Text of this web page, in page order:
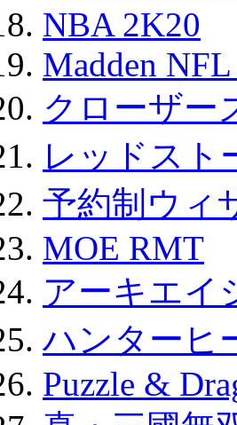
NBA 2K20
Madden NFL
クローザー
レッドスト
予約制ウィ
MOE RMT
アーキエイ
ハンターヒ
Puzzle &